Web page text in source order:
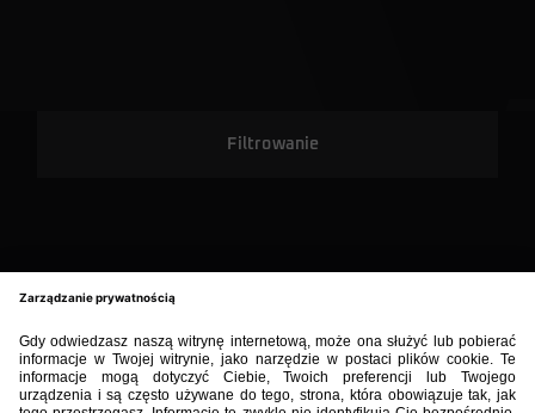
Filtrowanie
ŁACZY NAS PIŁKA
ROZGRYWKI